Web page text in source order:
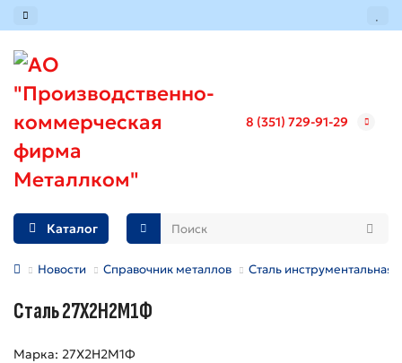
8 (351) 729-91-29
Каталог
Новости Справочник металлов Сталь инструментальная
Сталь 27Х2Н2М1Ф
Марка: 27Х2Н2М1Ф